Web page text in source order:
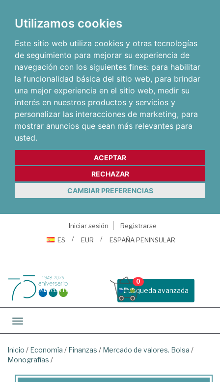
Utilizamos cookies
Este sitio web utiliza cookies y otras tecnologías
de seguimiento para mejorar su experiencia de
navegación con los siguientes fines: para habilitar
la funcionalidad básica del sitio web, para brindar
una mejor experiencia en el sitio web, medir su
interés en nuestros productos y servicios y
personalizar las interacciones de marketing, para
mostrar anuncios que sean más relevantes para
usted.
ACEPTAR
RECHAZAR
CAMBIAR PREFERENCIAS
Iniciar sesión
Registrarse
ES
EUR ESPAÑA PENINSULAR
Busqueda avanzada
0
Toggle navigation
Inicio / Economía / Finanzas / Mercado de valores. Bolsa /
Monografías /